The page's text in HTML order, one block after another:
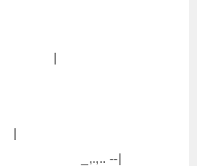
|
_,.,.. -‐|